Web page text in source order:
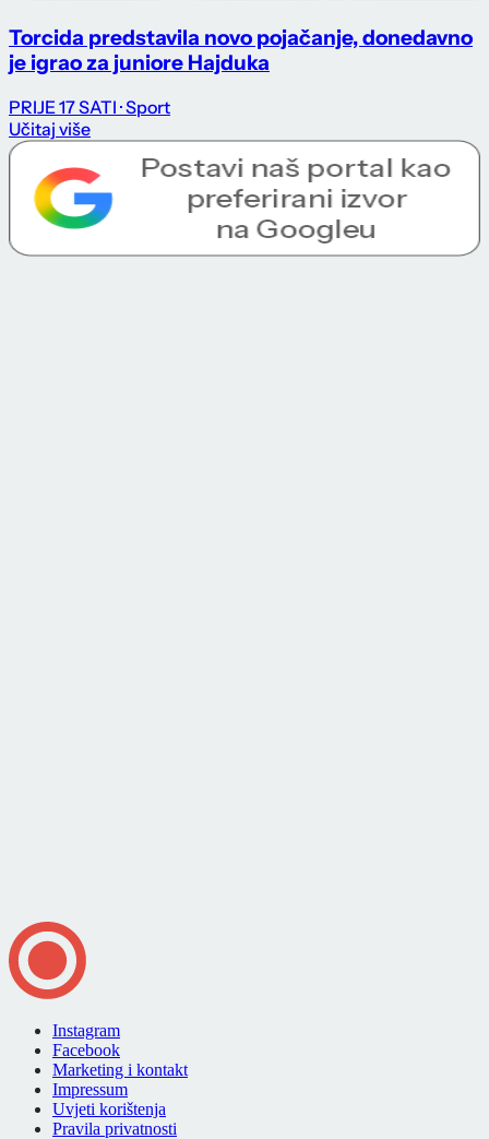
Torcida predstavila novo pojačanje, donedavno
je igrao za juniore Hajduka
PRIJE 17 SATI · Sport
Učitaj više
Instagram
Facebook
Marketing i kontakt
Impressum
Uvjeti korištenja
Pravila privatnosti